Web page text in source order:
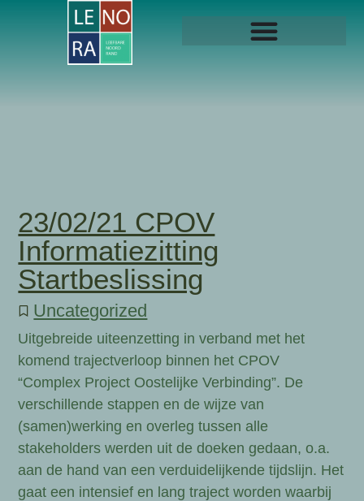
23/02/21 CPOV
Informatiezitting
Startbeslissing
Uncategorized
Uitgebreide uiteenzetting in verband met het
komend trajectverloop binnen het CPOV
“Complex Project Oostelijke Verbinding”. De
verschillende stappen en de wijze van
(samen)werking en overleg tussen alle
stakeholders werden uit de doeken gedaan, o.a.
aan de hand van een verduidelijkende tijdslijn. Het
gaat een intensief en lang traject worden waarbij